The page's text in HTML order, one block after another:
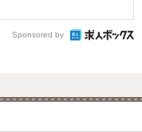
Sponsored by